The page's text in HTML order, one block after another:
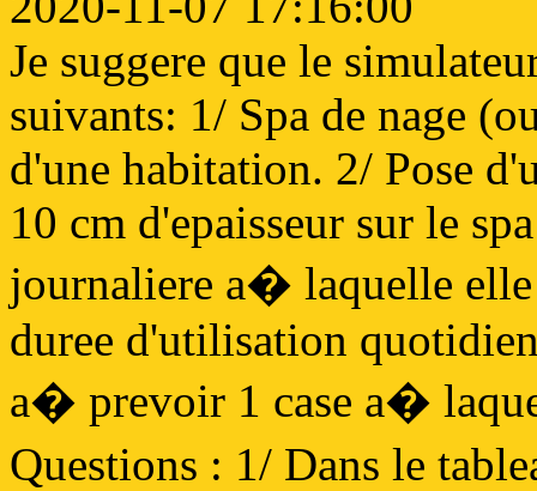
Je suggere que le
suivants: 1/ Spa de nage
d'une habitation. 2/ Pose
10 cm d'epaisseur sur le
journaliere a� laquelle elle
duree d'utilisation
a� prevoir 1 case a�
Questions : 1/ Dans le